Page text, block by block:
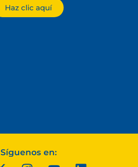
Haz clic aquí
Síguenos en: